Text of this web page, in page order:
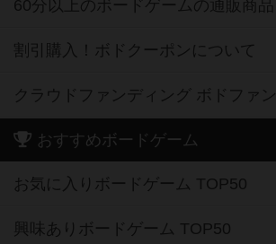
60分以上のボードゲームの通販商品
割引購入！ボドクーポンについて
クラウドファンディング ボドファン
おすすめボードゲーム
お気に入りボードゲーム TOP50
興味ありボードゲーム TOP50